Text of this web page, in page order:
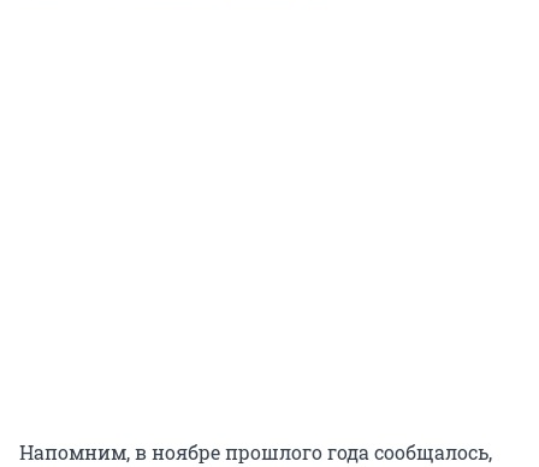
Напомним, в ноябре прошлого года сообщалось,